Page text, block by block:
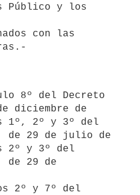
Público y los
con las
8º del Decreto
diciembre de
1º, 2º y 3º del
de 29 de julio de
2º y 3º del
de 29 de
2º y 7º del